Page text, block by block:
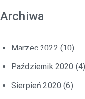
Archiwa
Marzec 2022 (10)
Październik 2020 (4)
Sierpień 2020 (6)